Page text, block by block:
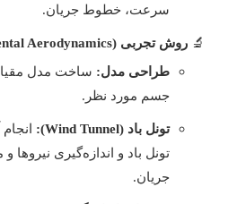
سرعت، خطوط جریان.
روش تجربی (Experimental Aerodynamics):
طراحی مدل: ساخت مدل
جسم مورد نظر.
تونل باد (Wind Tunnel):
تونل باد و اندازه‌گیری
جریان.